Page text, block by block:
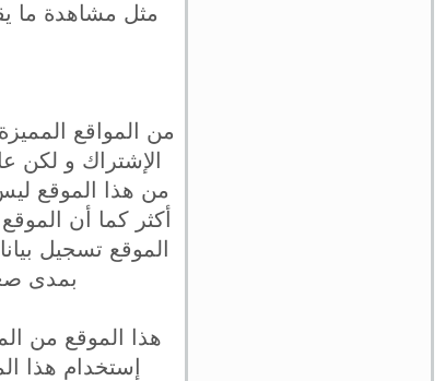
مثل مشاهدة ما
من المواقع
الإشتراك و لكن
من هذا الموقع
أكثر كما أن
الموقع تسجيل
بمدى
هذا الموقع من
إستخدام هذا